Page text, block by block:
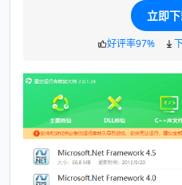
立即
好评率97%